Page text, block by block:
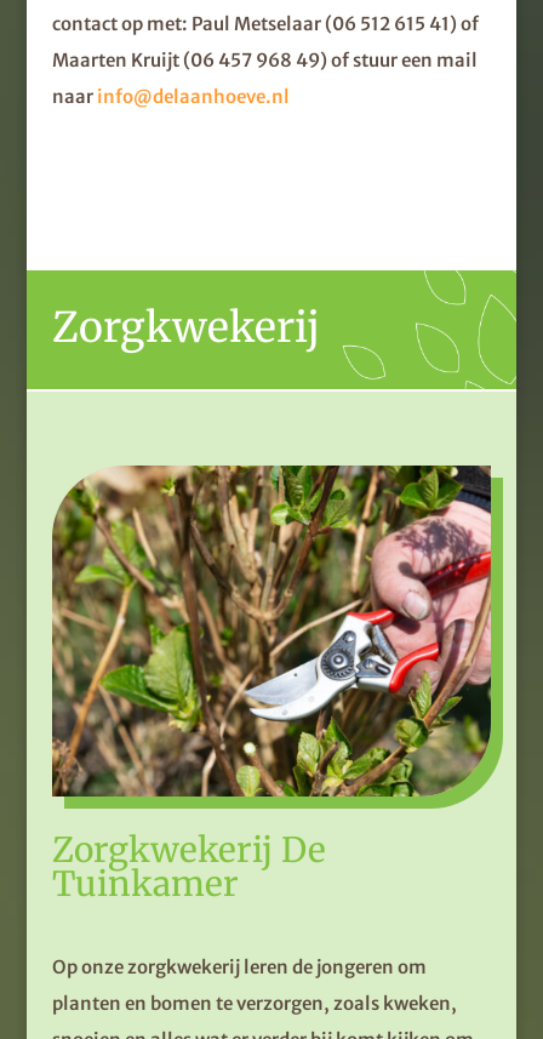
contact op met: Paul Metselaar(06 512 615 41) of
Maarten Kruijt(06 457 968 49) of stuur een mail
naar info@delaanhoeve.nl
Zorgkwekerij
Zorgkwekerij De
Tuinkamer
Op onze zorgkwekerij leren de jongeren om
planten en bomen te verzorgen, zoals kweken,